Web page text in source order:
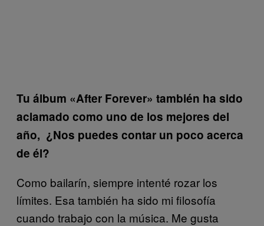
Tu álbum «After Forever» también ha sido
aclamado como uno de los mejores del
año, ¿Nos puedes contar un poco acerca
de él?
Como bailarín, siempre intenté rozar los
límites. Esa también ha sido mi filosofía
cuando trabajo con la música. Me gusta